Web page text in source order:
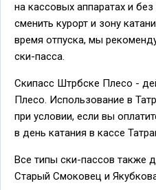
на кассовых аппаратах и
сменить курорт и зону
время отпуска, мы
ски-пасса.
Скипасс Штрбске Плесо -
Плесо. Использование в
при условии, если вы
в день катания в кассе
Все типы ски-пассов также
Старый Смоковец и